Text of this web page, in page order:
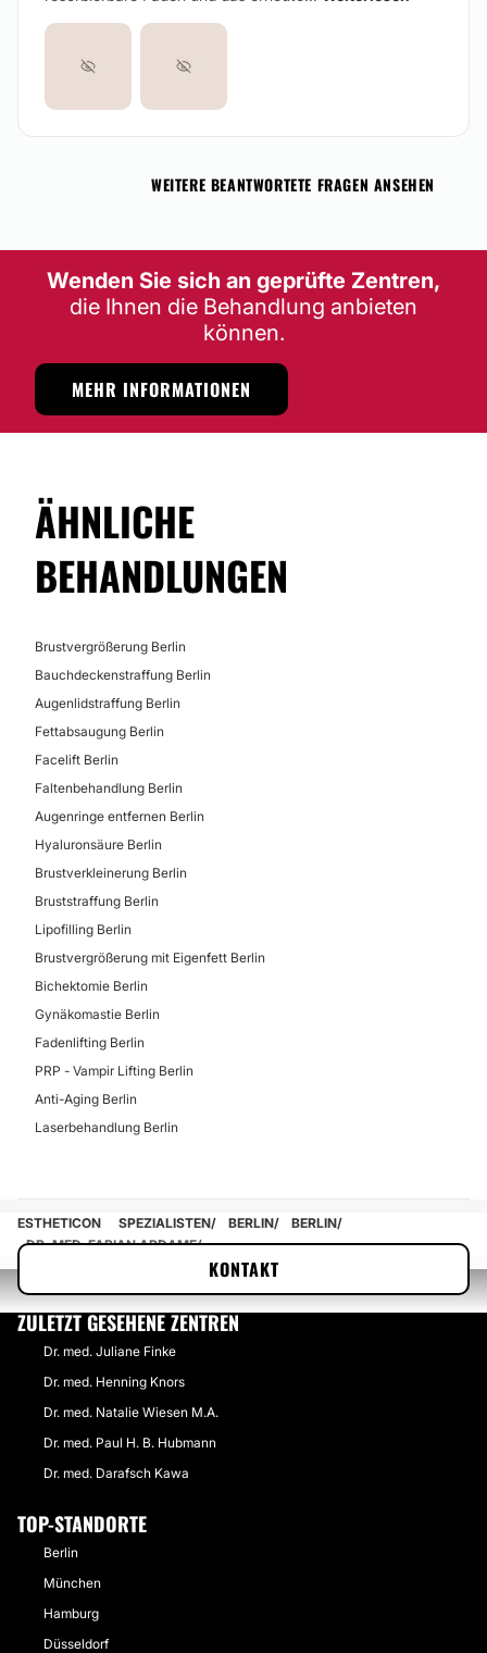
WEITERE BEANTWORTETE FRAGEN ANSEHEN
Wenden Sie sich an geprüfte Zentren,
die Ihnen die Behandlung anbieten
können.
MEHR INFORMATIONEN
ÄHNLICHE
BEHANDLUNGEN
Brustvergrößerung Berlin
Bauchdeckenstraffung Berlin
Augenlidstraffung Berlin
Fettabsaugung Berlin
Facelift Berlin
Faltenbehandlung Berlin
Augenringe entfernen Berlin
Hyaluronsäure Berlin
Brustverkleinerung Berlin
Bruststraffung Berlin
Lipofilling Berlin
Brustvergrößerung mit Eigenfett Berlin
Bichektomie Berlin
Gynäkomastie Berlin
Fadenlifting Berlin
PRP - Vampir Lifting Berlin
Anti-Aging Berlin
Laserbehandlung Berlin
KONTAKT
ESTHETICON SPEZIALISTEN BERLIN
BERLIN
DR. MED. FABIAN ARDAME
ZULETZT GESEHENE ZENTREN
Dr. med. Juliane Finke
Dr. med. Henning Knors
Dr. med. Natalie Wiesen M.A.
Dr. med. Paul H. B. Hubmann
Dr. med. Darafsch Kawa
TOP-STANDORTE
Berlin
München
Hamburg
Düsseldorf